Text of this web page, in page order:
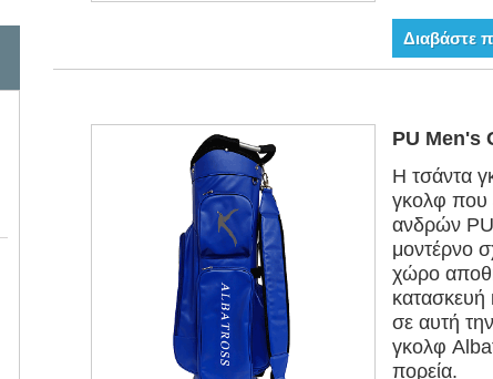
Διαβάστε
PU Men's
Η τσάντα
γκολφ που
ανδρών PU
μοντέρνο
χώρο
κατασκευή
σε αυτή
γκολφ
πορεία.